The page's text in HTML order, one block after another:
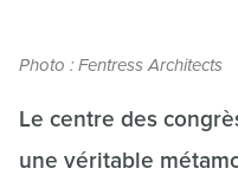
Photo : Fentress Architects
Le centre des
une véritable